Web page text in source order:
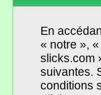
En
« notre »,
slicks.com
suivantes.
conditions